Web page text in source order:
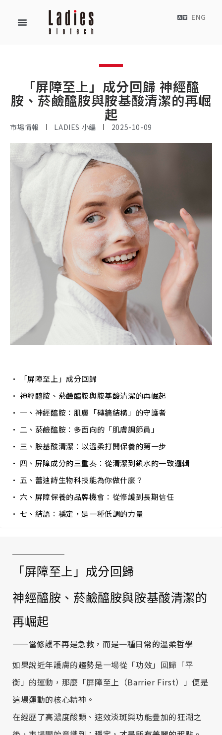
ENG
「屏障至上」成分回歸 神經醯
胺、菸鹼醯胺與胺基酸清潔的再崛
起
市場情報 LADIES 小編 2025-10-09
「屏障至上」成分回歸
神經醯胺、菸鹼醯胺與胺基酸清潔的再崛起
一、神經醯胺：肌膚「磚牆結構」的守護者
二、菸鹼醯胺：多面向的「肌膚調節員」
三、胺基酸清潔：以溫柔打開保養的第一步
四、屏障成分的三重奏：從清潔到鎖水的一致邏輯
五、蕾迪詩生物科技能為你做什麼？
六、屏障保養的品牌機會：從修護到長期信任
七、結語：穩定，是一種低調的力量
「屏障至上」成分回歸
神經醯胺、菸鹼醯胺與胺基酸清潔的
再崛起
——當修護不再是急救，而是一種日常的溫柔哲學
如果說近年護膚的趨勢是一場從「功效」回歸「平
衡」的運動，那麼「屏障至上（Barrier First）」便是
這場運動的核心精神。
在經歷了高濃度酸類、速效淡斑與功能疊加的狂潮之